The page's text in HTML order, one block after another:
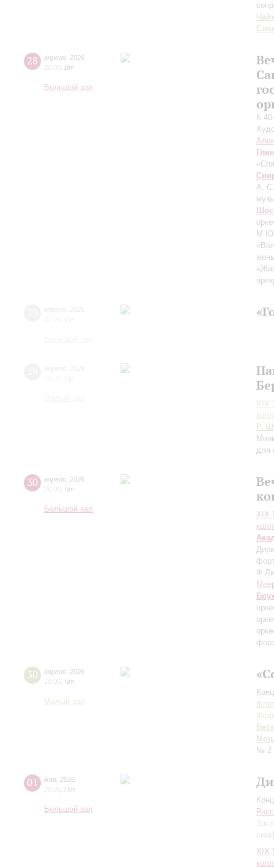
28 апреля 2026
20:00 Вт
Большой зал
К
А.
М.Ю.
XIХ
Р.
для
30 апреля 2026
20:00 Чт
Большой зал
XIХ
30 апреля 2026
19:00 Чт
Малый зал
№ 2
01 мая 2026
20:00 Пт
Большой зал
XIХ